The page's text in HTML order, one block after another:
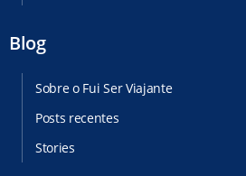
Blog
Sobre o Fui Ser Viajante
Posts recentes
Stories